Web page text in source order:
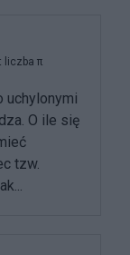
liczba π
uchylonymi
O ile się
tzw.